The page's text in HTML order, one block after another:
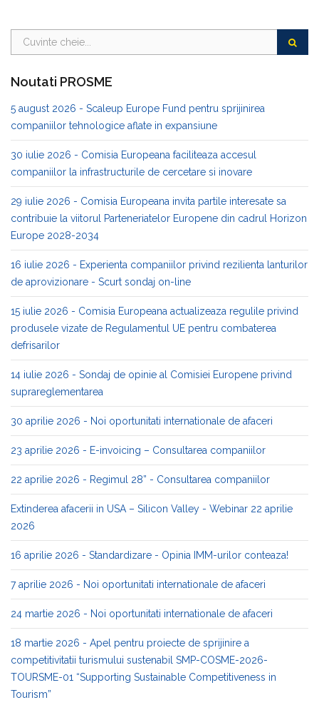
Noutati PROSME
5 august 2026 - Scaleup Europe Fund pentru sprijinirea
companiilor tehnologice aflate in expansiune
30 iulie 2026 - Comisia Europeana faciliteaza accesul
companiilor la infrastructurile de cercetare si inovare
29 iulie 2026 - Comisia Europeana invita partile interesate sa
contribuie la viitorul Parteneriatelor Europene din cadrul Horizon
Europe 2028-2034
16 iulie 2026 - Experienta companiilor privind rezilienta lanturilor
de aprovizionare - Scurt sondaj on-line
15 iulie 2026 - Comisia Europeana actualizeaza regulile privind
produsele vizate de Regulamentul UE pentru combaterea
defrisarilor
14 iulie 2026 - Sondaj de opinie al Comisiei Europene privind
suprareglementarea
30 aprilie 2026 - Noi oportunitati internationale de afaceri
23 aprilie 2026 - E-invoicing – Consultarea companiilor
22 aprilie 2026 - Regimul 28” - Consultarea companiilor
Extinderea afacerii in USA – Silicon Valley - Webinar 22 aprilie
2026
16 aprilie 2026 - Standardizare - Opinia IMM-urilor conteaza!
7 aprilie 2026 - Noi oportunitati internationale de afaceri
24 martie 2026 - Noi oportunitati internationale de afaceri
18 martie 2026 - Apel pentru proiecte de sprijinire a
competitivitatii turismului sustenabil SMP-COSME-2026-
TOURSME-01 “Supporting Sustainable Competitiveness in
Tourism”